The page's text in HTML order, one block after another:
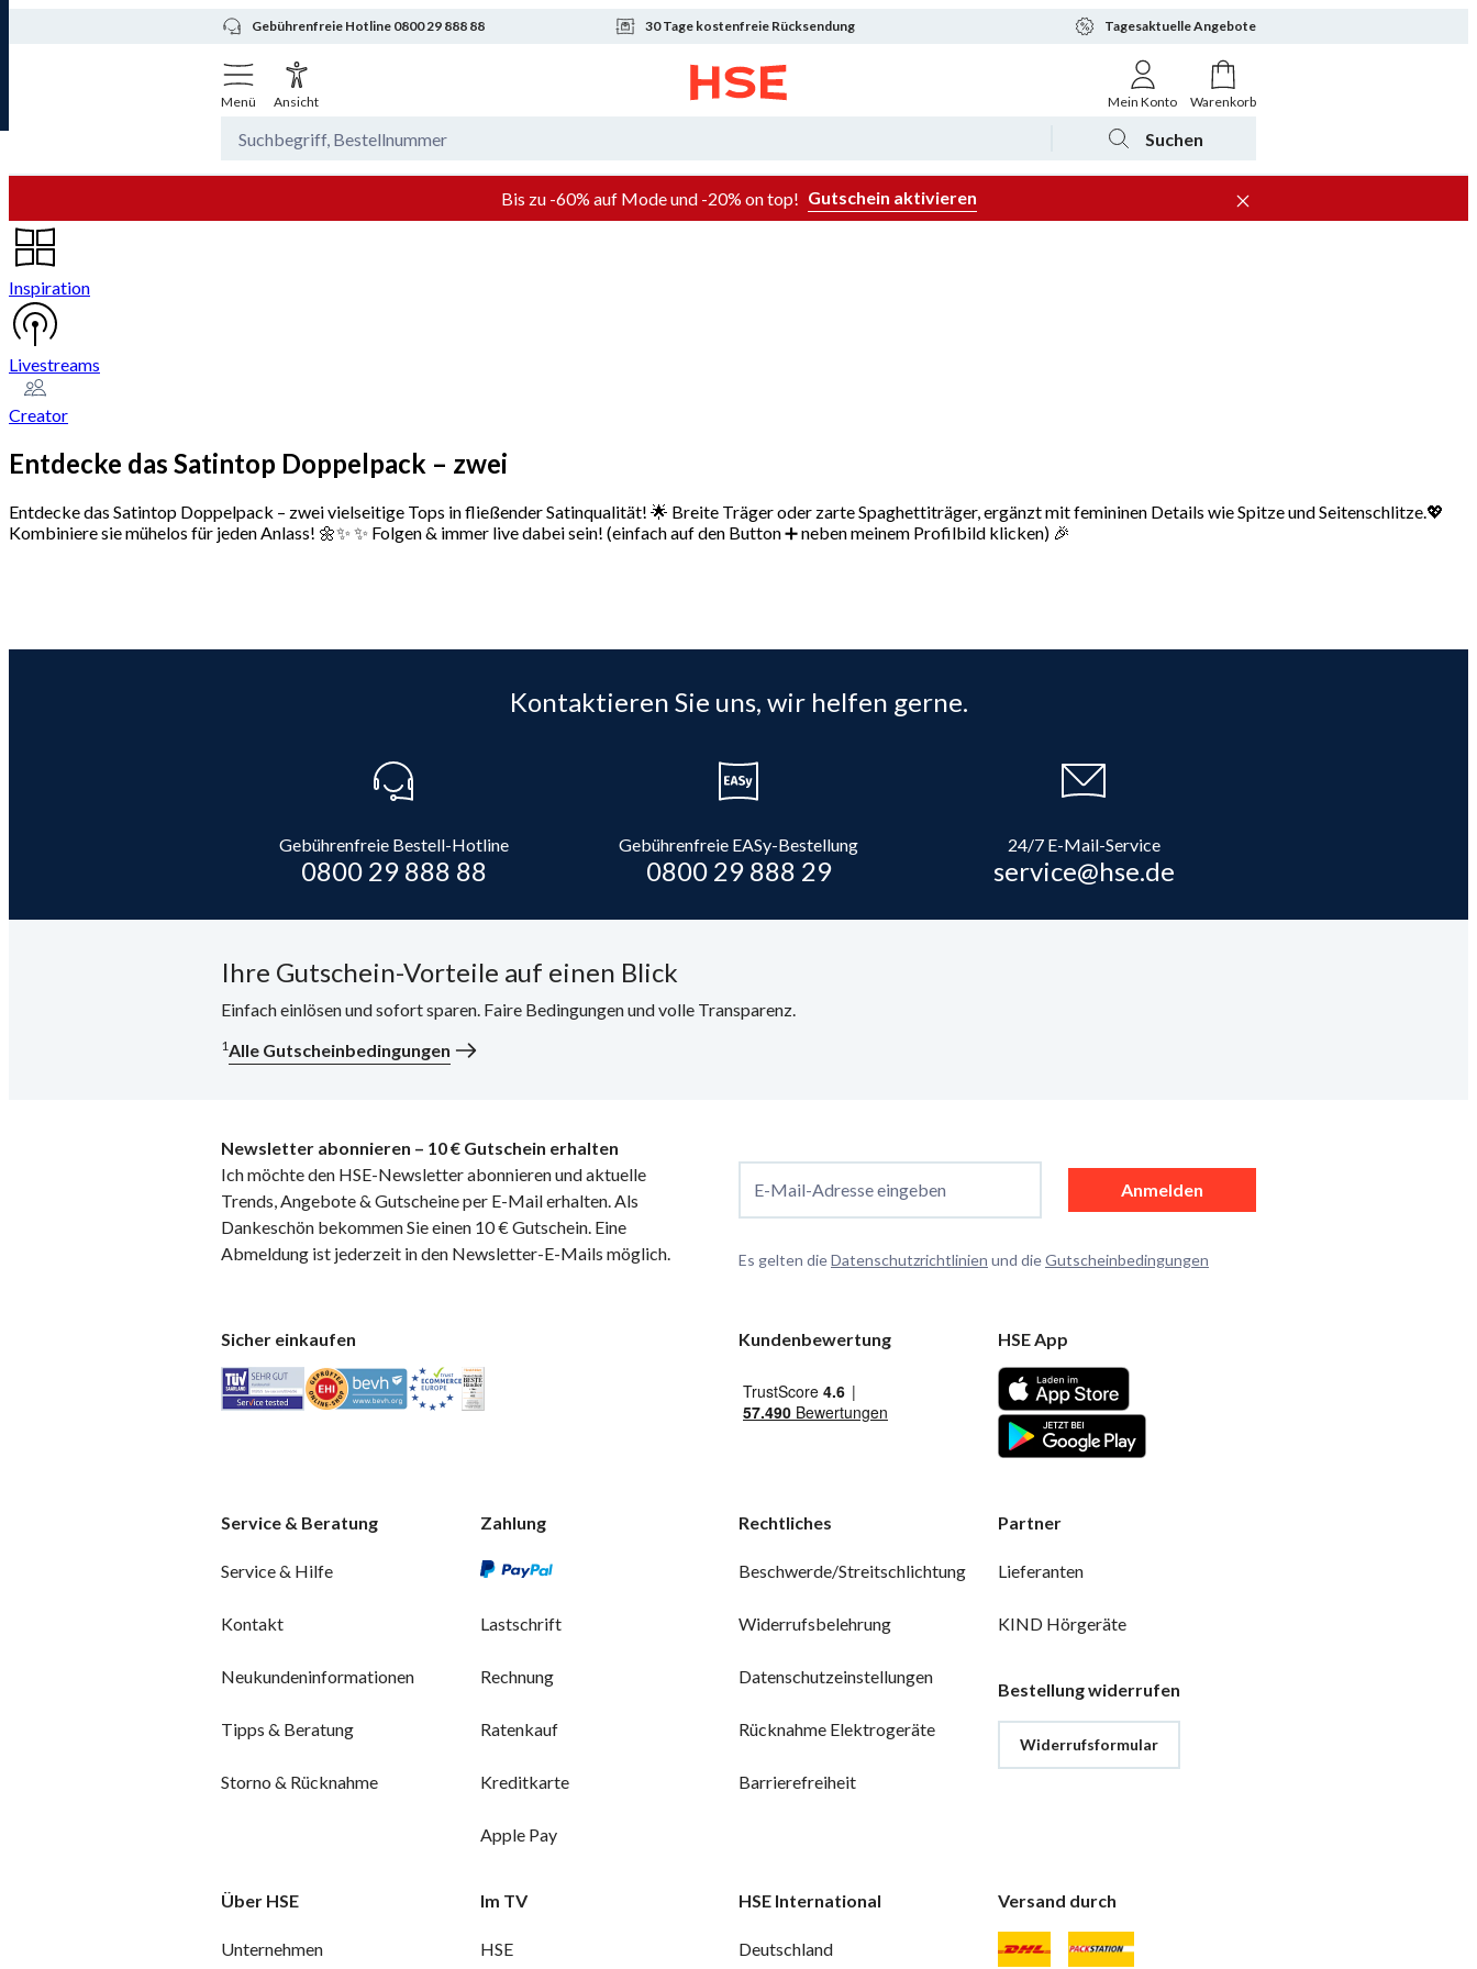
Gebührenfreie Hotline 0800 29 888 88 30 Tage kostenfreie Rücksendung Tagesaktuelle Angebote
Menü Ansicht Mein Konto Warenkorb
Suchen
Bis zu -60% auf Mode und -20% on top! Gutschein aktivieren
Inspiration
Livestreams
Creator
Entdecke das Satintop Doppelpack – zwei
Entdecke das Satintop Doppelpack – zwei vielseitige Tops in fließender Satinqualität! 🌟 Breite Träger oder zarte Spaghettiträger, ergänzt mit femininen Details wie Spitze und Seitenschlitze.💖
Kombiniere sie mühelos für jeden Anlass! 🌼✨ ✨ Folgen & immer live dabei sein! (einfach auf den Button ➕ neben meinem Profilbild klicken) 🎉
Kontaktieren Sie uns, wir helfen gerne.
Gebührenfreie Bestell-Hotline
0800 29 888 88
Gebührenfreie EASy-Bestellung
0800 29 888 29
24/7 E-Mail-Service
service@hse.de
Ihre Gutschein-Vorteile auf einen Blick
Einfach einlösen und sofort sparen. Faire Bedingungen und volle Transparenz.
1Alle Gutscheinbedingungen
Newsletter abonnieren – 10 € Gutschein erhalten
Ich möchte den HSE-Newsletter abonnieren und aktuelle
Trends, Angebote & Gutscheine per E-Mail erhalten. Als
Dankeschön bekommen Sie einen 10 € Gutschein. Eine
Abmeldung ist jederzeit in den Newsletter-E-Mails möglich.
E-Mail-Adresse eingeben Anmelden
Es gelten dieDatenschutzrichtlinien und dieGutscheinbedingungen
Sicher einkaufen Kundenbewertung HSE App
Service & Beratung
Service & Hilfe
Kontakt
Neukundeninformationen
Tipps & Beratung
Storno & Rücknahme
Zahlung
Lastschrift
Rechnung
Ratenkauf
Kreditkarte
Apple Pay
Rechtliches
Beschwerde/Streitschlichtung
Widerrufsbelehrung
Datenschutzeinstellungen
Rücknahme Elektrogeräte
Barrierefreiheit
Partner
Lieferanten
KIND Hörgeräte
Bestellung widerrufen
Widerrufsformular
Über HSE
Unternehmen
Im TV
HSE
HSE International
Deutschland
Versand durch